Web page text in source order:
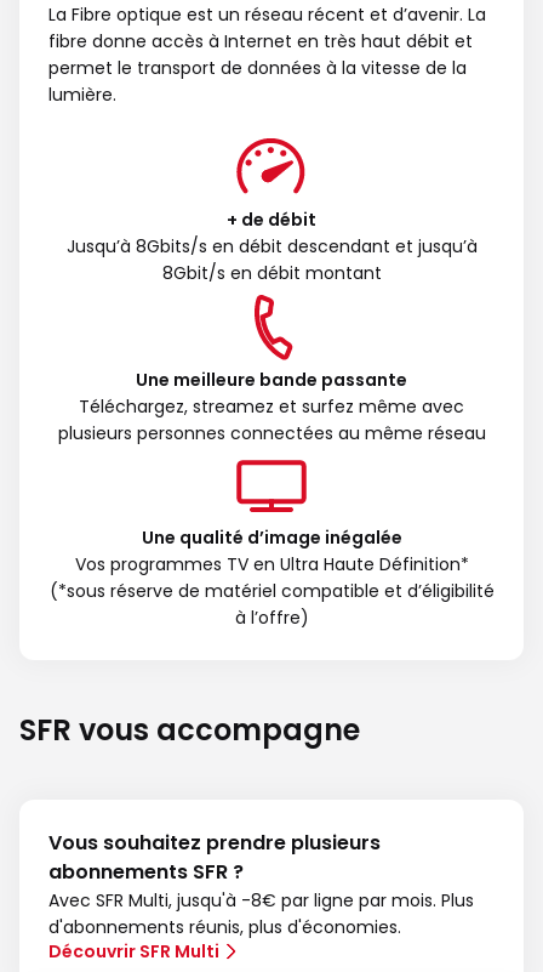
La Fibre optique est un réseau récent et d’avenir. La
fibre donne accès à Internet en très haut débit et
permet le transport de données à la vitesse de la
lumière.
+ de débit
Jusqu’à 8Gbits/s en débit descendant et jusqu’à
8Gbit/s en débit montant
Une meilleure bande passante
Téléchargez, streamez et surfez même avec
plusieurs personnes connectées au même réseau
Une qualité d’image inégalée
Vos programmes TV en Ultra Haute Définition*
(*sous réserve de matériel compatible et d’éligibilité
à l’offre)
SFR vous accompagne
Vous souhaitez prendre plusieurs
abonnements SFR ?
Avec SFR Multi, jusqu'à -8€ par ligne par mois. Plus
d'abonnements réunis, plus d'économies.
Découvrir SFR Multi